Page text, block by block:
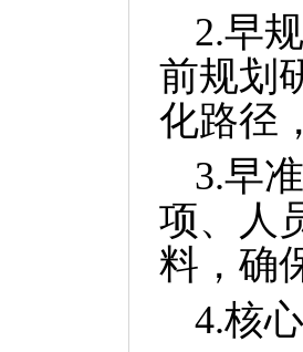
2.早
前规划
化路径
3.早
项、人
料，确
4.核